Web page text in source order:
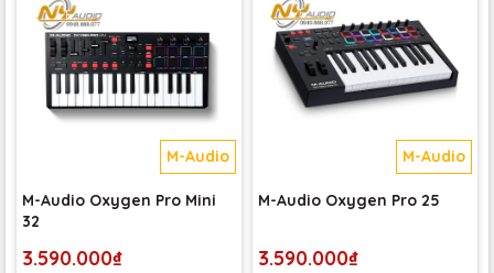
M-Audio
M-Audio Oxygen Pro Mini
32
3.590.000₫
M-Audio
M-Audio Oxygen Pro 25
3.590.000₫